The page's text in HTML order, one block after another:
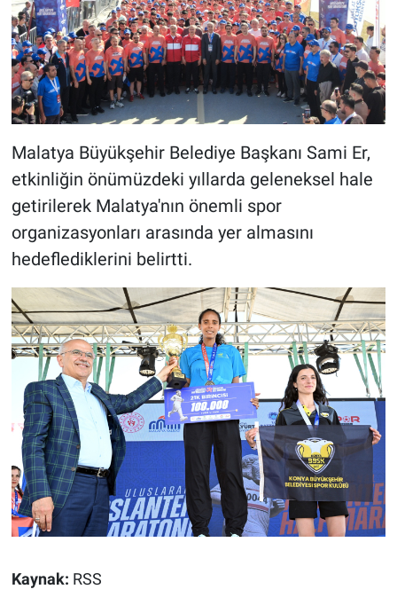
Malatya Büyükşehir Belediye Başkanı Sami Er,
etkinliğin önümüzdeki yıllarda geleneksel hale
getirilerek Malatya'nın önemli spor
organizasyonları arasında yer almasını
hedeflediklerini belirtti.
Kaynak: RSS